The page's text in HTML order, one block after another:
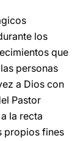
los
que
personas
a Dios con
Pastor
la recta
propios fines